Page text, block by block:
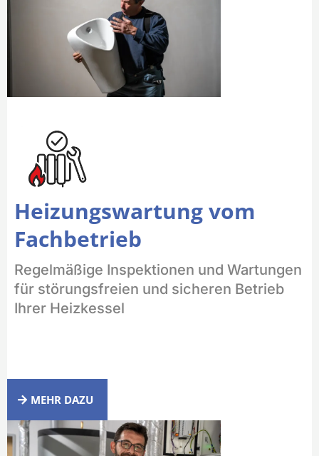
Heizungswartung vom
Fachbetrieb
Regelmäßige Inspektionen und Wartungen
für störungsfreien und sicheren Betrieb
Ihrer Heizkessel
MEHR DAZU